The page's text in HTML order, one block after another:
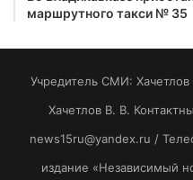
маршрутного такси № 35
Учредитель СМИ:
Хaчeтлoв B. B.
news15ru@yandex.ru /
издание «Независимый